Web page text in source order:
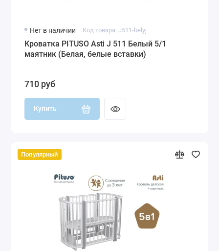
Нет в наличии Код товара: J511-belyj
Кроватка PITUSO Asti J 511 Белый 5/1
маятник (Белая, белые вставки)
710 руб
Купить
Популярный